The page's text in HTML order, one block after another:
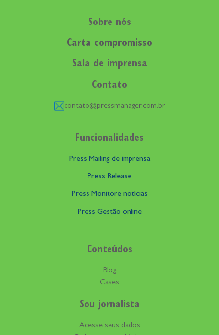
Sobre nós
Carta compromisso
Sala de imprensa
Contato
contato@pressmanager.com.br
Funcionalidades
Press Mailing de imprensa
Press Release
Press Monitore notícias
Press Gestão online
Conteúdos
Blog
Cases
Sou jornalista
Acesse seus dados